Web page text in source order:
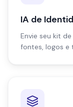
IA de
Envie seu kit
fontes, logos e